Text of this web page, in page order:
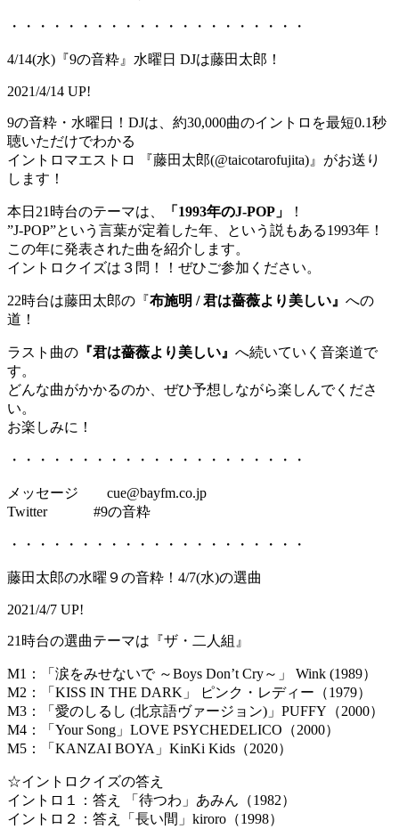
・・・・・・・・・・・・・・・・・・・・・
4/14(水)『9の音粋』水曜日 DJは藤田太郎！
2021/4/14 UP!
9の音粋・水曜日！DJは、約30,000曲のイントロを最短0.1秒
聴いただけでわかる
イントロマエストロ 『藤田太郎(@taicotarofujita)』がお送り
します！
本日21時台のテーマは、 「1993年のJ-POP」
！
”J-POP”という言葉が定着した年、という説もある1993年！
この年に発表された曲を紹介します。
イントロクイズは３問！！ぜひご参加ください。
22時台は藤田太郎の『布施明 / 君は薔薇より美しい』 への
道！
ラスト曲の 『君は薔薇より美しい』 へ続いていく音楽道で
す。
どんな曲がかかるのか、ぜひ予想しながら楽しんでくださ
い。
お楽しみに！
・・・・・・・・・・・・・・・・・・・・・
メッセージ cue@bayfm.co.jp
Twitter #9の音粋
・・・・・・・・・・・・・・・・・・・・・
藤田太郎の水曜９の音粋！4/7(水)の選曲
2021/4/7 UP!
21時台の選曲テーマは『ザ・二人組』
M1：「涙をみせないで ～Boys Don’t Cry～」 Wink (1989）
M2：「KISS IN THE DARK」 ピンク・レディー（1979）
M3：「愛のしるし (北京語ヴァージョン)」PUFFY（2000）
M4：「Your Song」LOVE PSYCHEDELICO（2000）
M5：「KANZAI BOYA」KinKi Kids（2020）
☆イントロクイズの答え
イントロ１：答え 「待つわ」あみん（1982）
イントロ２：答え「長い間」kiroro（1998）